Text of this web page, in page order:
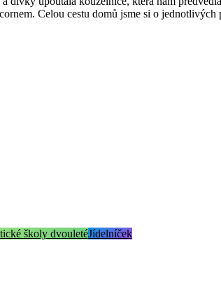
Celou cestu domů jsme si o
školy dvouletéJídelníček